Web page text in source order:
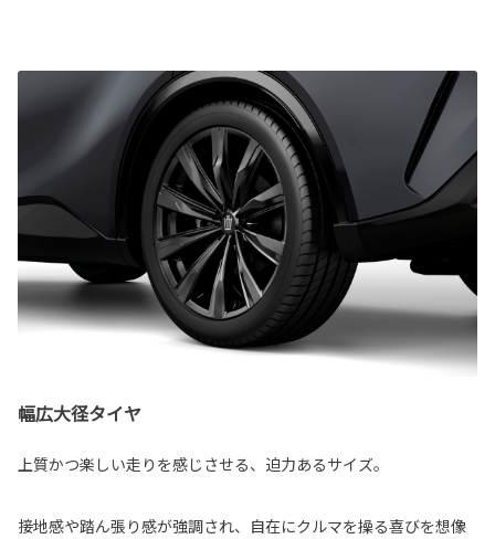
幅広大径タイヤ
上質かつ楽しい走りを感じさせる、迫力あるサイズ。
接地感や踏ん張り感が強調され、自在にクルマを操る喜びを想像